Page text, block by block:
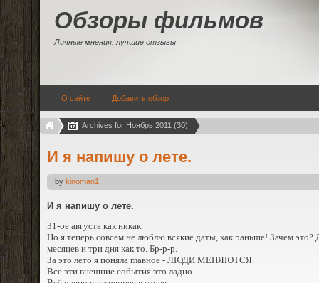
Обзоры фильмов
Личные мнения, лучшие отзывы
О сайте Добавить обзор
Archives for Ноябрь 2011 (30)
И я напишу о лете.
by kinoman1
И я напишу о лете.
31-ое августа как никак.
Но я теперь совсем не люблю всякие даты, как раньше! Зачем это?
месяцев и три дня как то. Бр-р-р.
За это лето я поняла главное - ЛЮДИ МЕНЯЮТСЯ.
Все эти внешние события это ладно.